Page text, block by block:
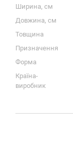
Ширина, см
Довжина, см
Товщина
Призначення
Форма
Країна-
виробник